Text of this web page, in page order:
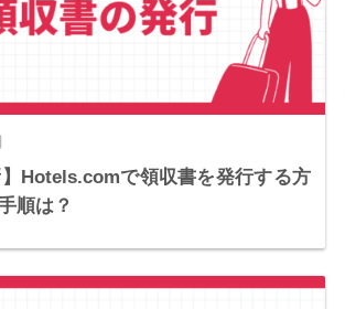
】Hotels.comで領収書を発行する方
順は？